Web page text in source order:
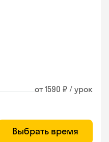
от 1590 ₽ / урок
Выбрать время